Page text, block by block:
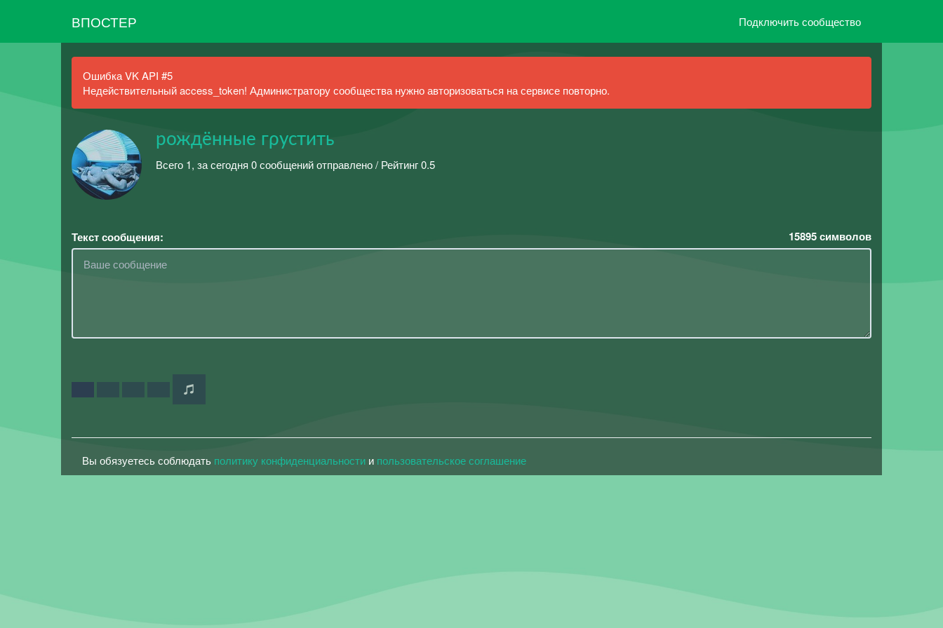
ВПОСТЕР Подключить сообщество
Ошибка VK API #5
Недействительный access_token! Администратору сообщества нужно авторизоваться на сервисе повторно.
рождённые гρустить
Всего 1, за сегодня 0 сообщений отправлено / Рейтинг 0.5
Текст сообщения: 15895символов
Вы обязуетесь соблюдать политику конфиденциальности и пользовательское соглашение